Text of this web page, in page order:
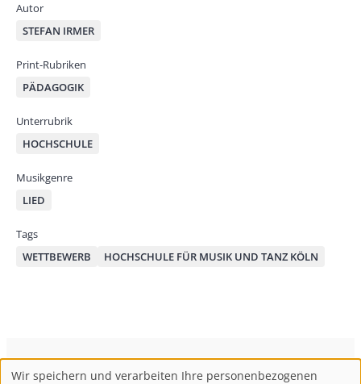
Autor
STEFAN IRMER
Print-Rubriken
PÄDAGOGIK
Unterrubrik
HOCHSCHULE
Musikgenre
LIED
Tags
WETTBEWERB
HOCHSCHULE FÜR MUSIK UND TANZ KÖLN
ConBrio Kulturmedienhaus AGB Datenschutz
Wir speichern und verarbeiten Ihre personenbezogenen